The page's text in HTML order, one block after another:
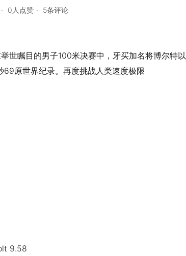
0人点赞 5条评论
世瞩目的男子100米决赛中，牙买加名将博尔特以
原世界纪录。再度挑战人类速度极限
9.58